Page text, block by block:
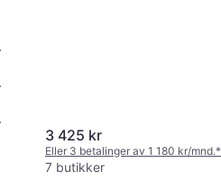
3 425 kr
Eller 3 betalinger av 1 180 kr/mnd.*
7 butikker